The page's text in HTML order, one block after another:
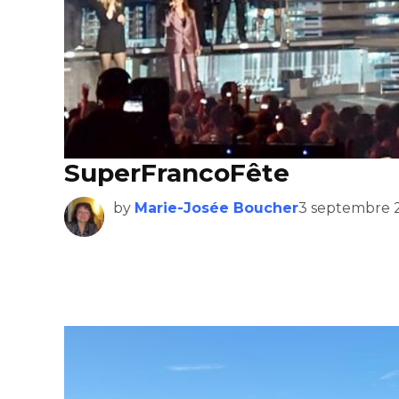
SuperFrancoFête
by Marie-Josée Boucher3 septembre